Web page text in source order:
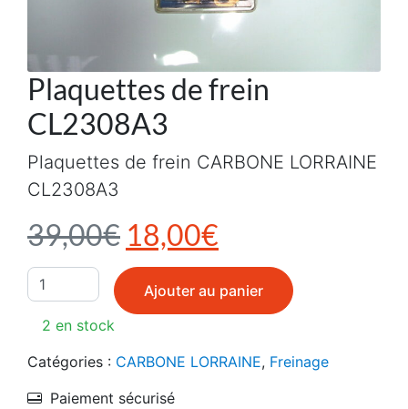
Plaquettes de frein
CL2308A3
39,00€ Le prix initial était :
18,00€
Plaquettes de frein CARBONE LORRAINE
CL2308A3
2 en stock
quantité de Plaquettes de frein CL2308A3
Ajouter au panier
Catégories : CARBONE LORRAINE, Freinage
Paiement sécurisé